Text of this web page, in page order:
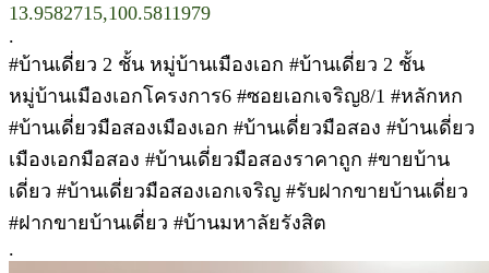
13.9582715,100.5811979
.
#บ้านเดี่ยว 2 ชั้น หมู่บ้านเมืองเอก #บ้านเดี่ยว 2 ชั้น
หมู่บ้านเมืองเอกโครงการ6 #ซอยเอกเจริญ8/1 #หลักหก
#บ้านเดี่ยวมือสองเมืองเอก #บ้านเดี่ยวมือสอง #บ้านเดี่ยว
เมืองเอกมือสอง #บ้านเดี่ยวมือสองราคาถูก #ขายบ้าน
เดี่ยว #บ้านเดี่ยวมือสองเอกเจริญ #รับฝากขายบ้านเดี่ยว
#ฝากขายบ้านเดี่ยว #บ้านมหาลัยรังสิต
.